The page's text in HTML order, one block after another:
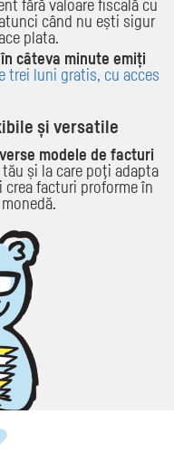
fără valoare fiscală cu
când nu ești sigur
plata.
în câteva minute emiți
trei luni gratis, cu acces
și versatile
modele de facturi
și la care poţi adapta
facturi proforme în